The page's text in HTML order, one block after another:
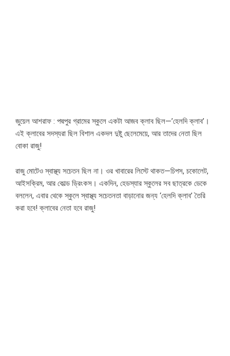
জুয়েল আশরাফ : পদ্মপুর গ্রামের স্কুলে একটা আজব ক্লাব ছিল—’হেলদি ক্লাব’।
এই ক্লাবের সদস্যরা ছিল বিশাল একদল দুষ্টু ছেলেমেয়ে, আর তাদের নেতা ছিল
বোকা রাজু!
রাজু মোটেও স্বাস্থ্য সচেতন ছিল না। ওর খাবারের লিস্টে থাকত—চিপস, চকোলেট,
আইসক্রিম, আর কোল্ড ড্রিংকস। একদিন, হেডস্যার স্কুলের সব ছাত্রকে ডেকে
বললেন, এবার থেকে স্কুলে স্বাস্থ্য সচেতনতা বাড়ানোর জন্য ‘হেলদি ক্লাব’ তৈরি
করা হবে! ক্লাবের নেতা হবে রাজু!